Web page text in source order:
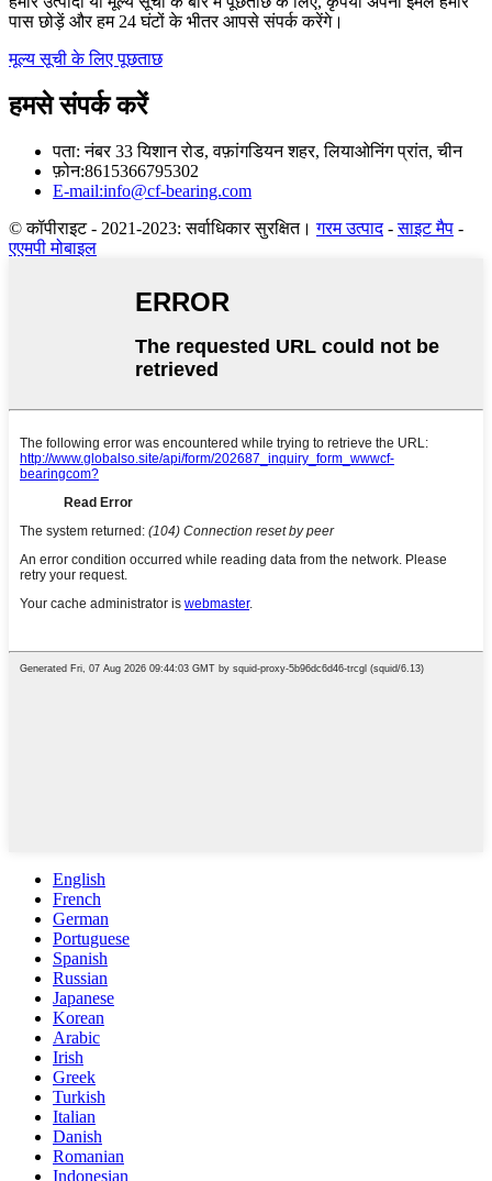
पास छोड़ें और हम 24 घंटों के भीतर आपसे संपर्क करेंगे।
मूल्य सूची के लिए पूछताछ
हमसे संपर्क करें
पता: नंबर 33 यिशान रोड, वफ़ांगडियन शहर, लियाओनिंग प्रांत, चीन
फ़ोन:8615366795302
E-mail:info@cf-bearing.com
© कॉपीराइट - 2021-2023: सर्वाधिकार सुरक्षित। गरम उत्पाद-साइट मैप -
एएमपी मोबाइल
English
French
German
Portuguese
Spanish
Russian
Japanese
Korean
Arabic
Irish
Greek
Turkish
Italian
Danish
Romanian
Indonesian